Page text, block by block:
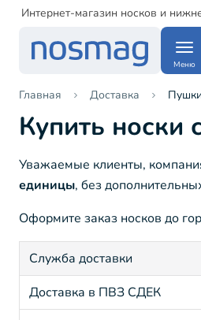
Интернет-магазин носков и
Меню
Главная Доставка
Купить носки
Уважаемые клиенты,
единицы, без
Оформите заказ носков до
Служба доставки
Доставка в ПВЗ СДЕК